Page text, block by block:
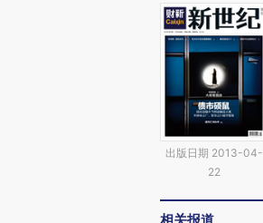
出版日期 2013-04-
22